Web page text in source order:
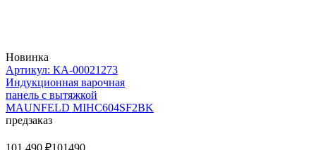
Новинка
Артикул: КА-00021273
Индукционная варочная
панель с вытяжкой
MAUNFELD MIHC604SF2BK
предзаказ